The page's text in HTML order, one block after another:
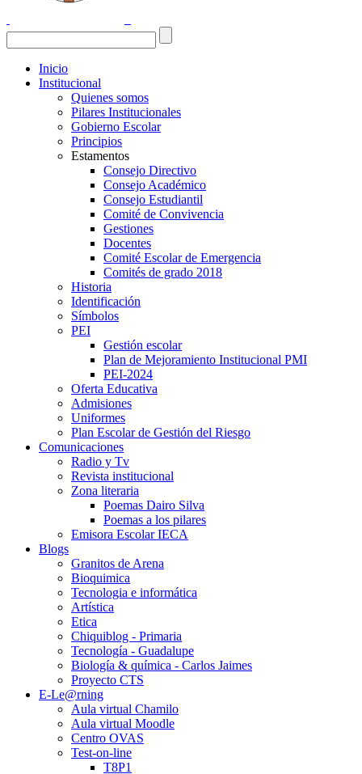
Inicio
Institucional
Quienes somos
Pilares Institucionales
Gobierno Escolar
Principios
Estamentos
Consejo Directivo
Consejo Académico
Consejo Estudiantil
Comité de Convivencia
Gestiones
Docentes
Comité Escolar de Emergencia
Comités de grado 2018
Historia
Identificación
Símbolos
PEI
Gestión escolar
Plan de Mejoramiento Institucional PMI
PEI-2024
Oferta Educativa
Admisiones
Uniformes
Plan Escolar de Gestión del Riesgo
Comunicaciones
Radio y Tv
Revista institucional
Zona literaria
Poemas Dairo Silva
Poemas a los pilares
Emisora Escolar IECA
Blogs
Granitos de Arena
Bioquimica
Tecnologia e informática
Artística
Etica
Chiquiblog - Primaria
Tecnología - Guadalupe
Biología & química - Carlos Jaimes
Proyecto CTS
E-Le@rning
Aula virtual Chamilo
Aula virtual Moodle
Centro OVAS
Test-on-line
T8P1